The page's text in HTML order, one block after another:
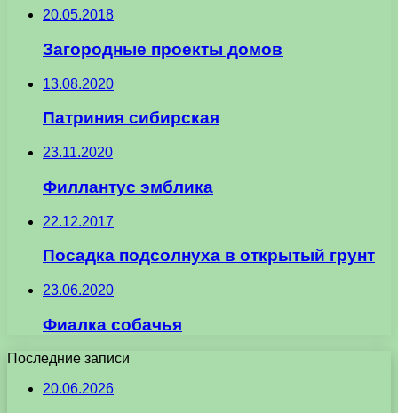
20.05.2018
Загородные проекты домов
13.08.2020
Патриния сибирская
23.11.2020
Филлантус эмблика
22.12.2017
Посадка подсолнуха в открытый грунт
23.06.2020
Фиалка собачья
Последние записи
20.06.2026